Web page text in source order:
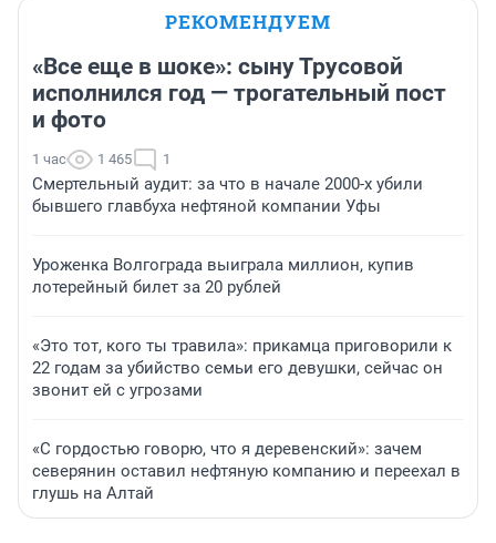
РЕКОМЕНДУЕМ
«Все еще в шоке»: сыну Трусовой
исполнился год — трогательный пост
и фото
1 час 1 465 1
Смертельный аудит: за что в начале 2000-х убили
бывшего главбуха нефтяной компании Уфы
Уроженка Волгограда выиграла миллион, купив
лотерейный билет за 20 рублей
«Это тот, кого ты травила»: прикамца приговорили к
22 годам за убийство семьи его девушки, сейчас он
звонит ей с угрозами
«С гордостью говорю, что я деревенский»: зачем
северянин оставил нефтяную компанию и переехал в
глушь на Алтай